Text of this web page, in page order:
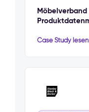
Case Study lesen